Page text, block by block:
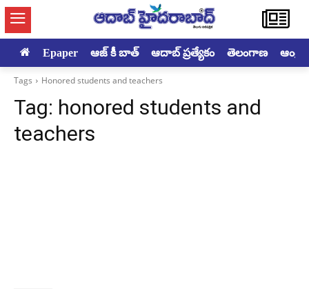
Epaper ఆజ్ కీ బాత్ ఆదాబ్ ప్రత్యేకం తెలంగాణ
Tags Honored students and teachers
Tag: honored students and
teachers